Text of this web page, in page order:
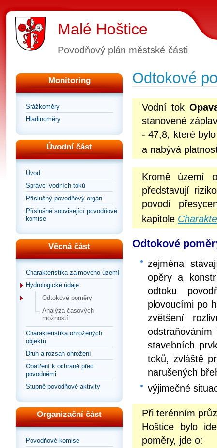
Malé Hoštice
Povodňový plán městské části
Monitoring
Srážkoměry
Hladinoměry
Úvodní část
Úvod
Správci vodních toků
Příslušný povodňový orgán
Příslušné související povodňové
komise
Věcná část
Charakteristika zájmového území
Hydrologické údaje
Odtokové poměry
Analýza časových
možností
Charakteristika ohrožených
objektů
Druh a rozsah ohrožení
Opatření k ochraně před
povodněmi
Stupně povodňové aktivity
Organizační část
Povodňové komise
Odtokové
Vodní tok
stanovené
- 47,8, které
a nabývá
Kromě území
představují
povodí
kapitole
Odtokové
zejména
opěry a
odtoku
plovoucími po
zvětšení
stavebních
toků, zvláště
narušených
výjimečné
Při terénním
Hoštice bylo
poměry, jde o: